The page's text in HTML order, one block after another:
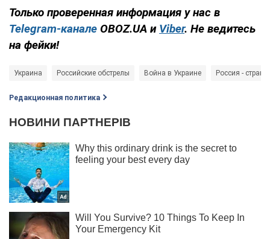
Только проверенная информация у нас в
Telegram-канале OBOZ.UA и Viber. Не ведитесь
на фейки!
Украина Российские обстрелы Война в Украине Россия -
Редакционная политика